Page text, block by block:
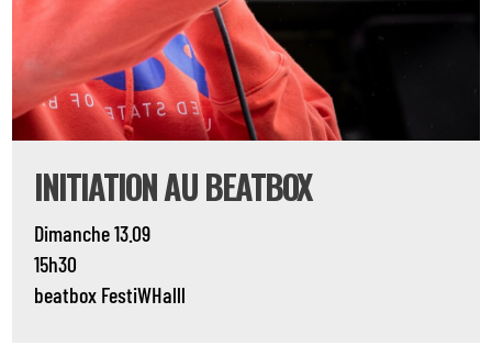
INITIATION AU BEATBOX
Dimanche 13.09
15h30
beatbox FestiWHalll